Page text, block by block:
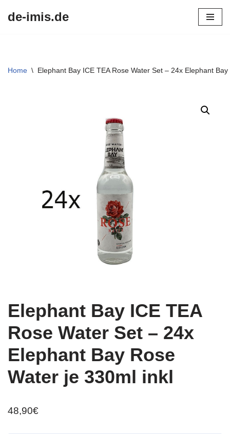
de-imis.de
Home \ Elephant Bay ICE TEA Rose Water Set – 24x Elephant
Elephant Bay ICE TEA
Rose Water Set – 24x
Elephant Bay Rose
Water je 330ml inkl
48,90€